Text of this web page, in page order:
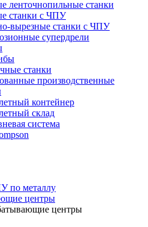
ленточнопильные станки
станки с ЧПУ
вырезные станки с ЧПУ
супердрели
станки
производственные
контейнер
склад
система
по металлу
центры
центры